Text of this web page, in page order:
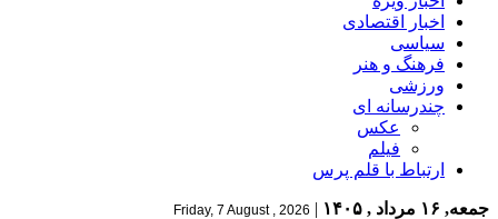
اخبار اقتصادی
سیاسی
فرهنگ و هنر
ورزشی
چندرسانه ای
عکس
فیلم
ارتباط با قلم پرس
جمعه, ۱۶ مرداد , ۱۴۰۵ |
Friday, 7 August , 2026